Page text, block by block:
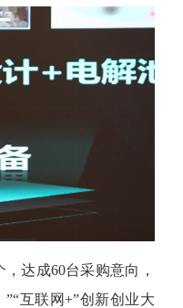
，达成60台采购意向，
”“互联网+”创新创业大